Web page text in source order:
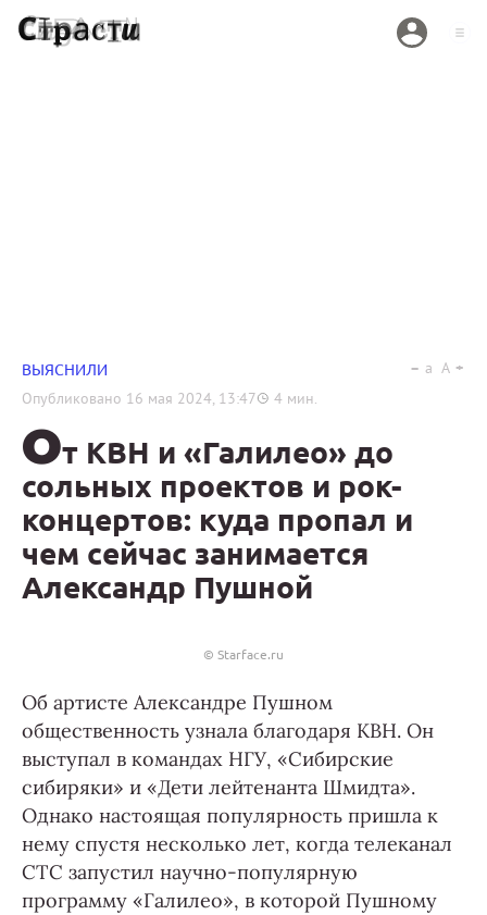
ВЫЯСНИЛИ
Опубликовано 16 мая 2024, 13:47 4 мин.
a A
От КВН и «Галилео» до
сольных проектов и рок-
концертов: куда пропал и
чем сейчас занимается
Александр Пушной
© Starface.ru
Об артисте Александре Пушном
общественность узнала благодаря КВН. Он
выступал в командах НГУ, «Сибирские
сибиряки» и «Дети лейтенанта Шмидта».
Однако настоящая популярность пришла к
нему спустя несколько лет, когда телеканал
СТС запустил научно-популярную
программу «Галилео», в которой Пушному